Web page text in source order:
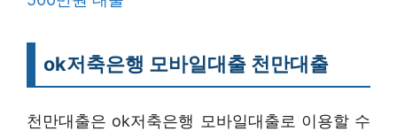
ok저축은행 모바일대출 천만대출
천만대출은 ok저축은행 모바일대출로 이용할 수